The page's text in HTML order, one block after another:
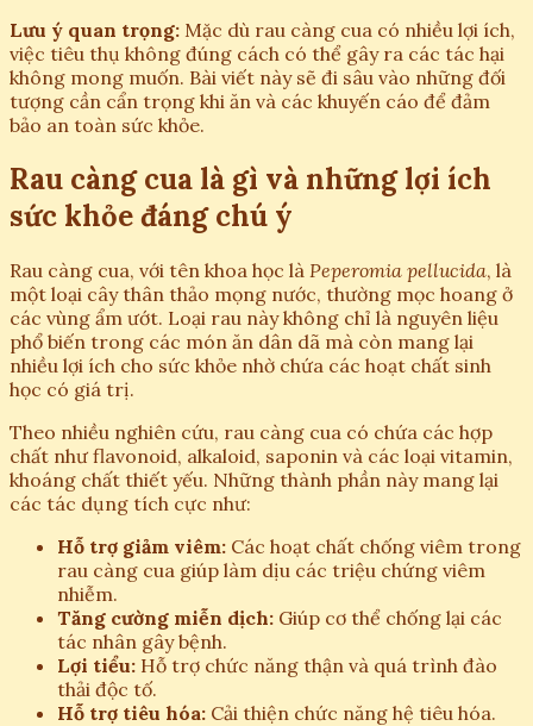
Lưu ý quan trọng: Mặc dù rau càng cua có nhiều lợi ích,
việc tiêu thụ không đúng cách có thể gây ra các tác hại
không mong muốn. Bài viết này sẽ đi sâu vào những đối
tượng cần cẩn trọng khi ăn và các khuyến cáo để đảm
bảo an toàn sức khỏe.
Rau càng cua là gì và những lợi ích
sức khỏe đáng chú ý
Rau càng cua, với tên khoa học là Peperomia pellucida, là
một loại cây thân thảo mọng nước, thường mọc hoang ở
các vùng ẩm ướt. Loại rau này không chỉ là nguyên liệu
phổ biến trong các món ăn dân dã mà còn mang lại
nhiều lợi ích cho sức khỏe nhờ chứa các hoạt chất sinh
học có giá trị.
Theo nhiều nghiên cứu, rau càng cua có chứa các hợp
chất như flavonoid, alkaloid, saponin và các loại vitamin,
khoáng chất thiết yếu. Những thành phần này mang lại
các tác dụng tích cực như:
Hỗ trợ giảm viêm: Các hoạt chất chống viêm trong
rau càng cua giúp làm dịu các triệu chứng viêm
nhiễm.
Tăng cường miễn dịch: Giúp cơ thể chống lại các
tác nhân gây bệnh.
Lợi tiểu: Hỗ trợ chức năng thận và quá trình đào
thải độc tố.
Hỗ trợ tiêu hóa: Cải thiện chức năng hệ tiêu hóa.